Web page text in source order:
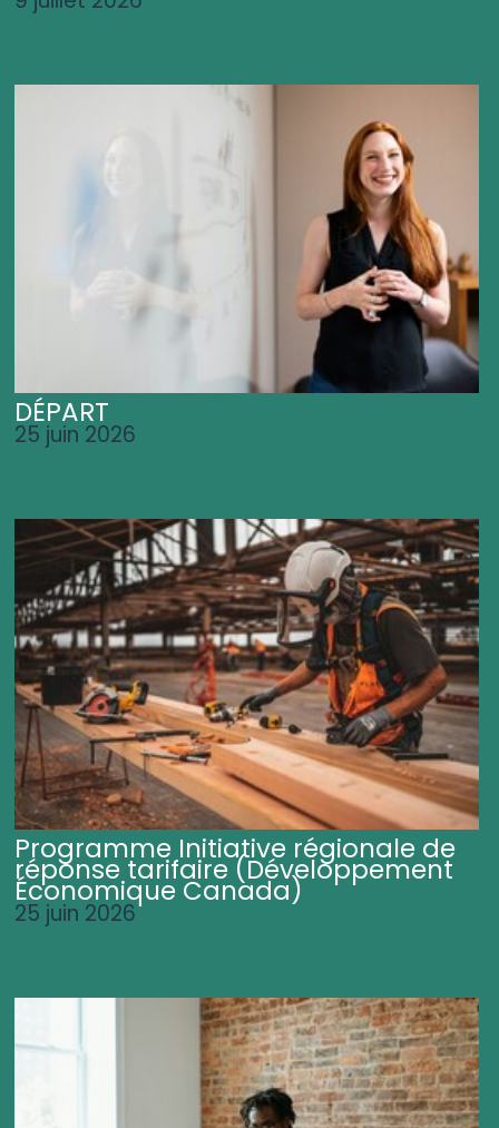
DÉPART
25 juin 2026
Programme Initiative régionale de
réponse tarifaire (Développement
Économique Canada)
25 juin 2026